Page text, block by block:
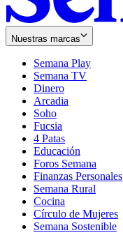
Nuestras marcas
Semana Play
Semana TV
Dinero
Arcadia
Soho
in
new
window
Fucsia
in
new
window
4 Patas
Educación
Foros Semana
Finanzas Personales
Semana Rural
Cocina
Círculo de Mujeres
Semana Sostenible